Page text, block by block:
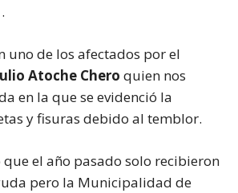
uno de los afectados por el
Atoche Chero quien nos
en la que se evidenció la
y fisuras debido al temblor.
el año pasado solo recibieron
pero la Municipalidad de